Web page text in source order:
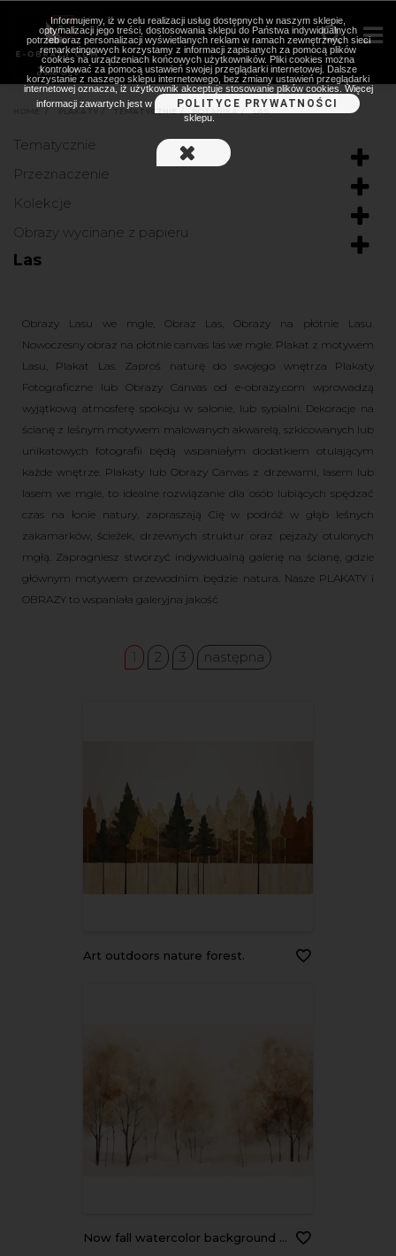
PLAKATY > TEMATYCZNIE
Tematycznie
Przeznaczenie
Kolekcje
Obrazy wycinane z papieru
Las
Obrazy Lasu we mgle, Obraz Las, Obrazy na płótnie Lasu.
Nowoczesny obraz na płótnie canvas las we mgle. Plakat z motywem
Lasu, Plakat Las. Zaproś naturę do swojego wnętrza Plakaty
Fotograficzne lub Obrazy Canvas od e-obrazy.com wprowadzą
wyjątkową atmosferę spokoju w salonie, lub sypialni. Dekoracje na
ścianę z leśnym motywem malowanych akwarelą, szkicowanych lub
unikatowych fotografii będą wspaniałym dodatkiem otulającym
każde wnętrze. Plakaty lub Obrazy Canvas z drzewami, lasem lub
lasem we mgle, to idealne rozwiązanie dla osób lubiących spędzać
czas na łonie natury, zapraszają Cię w podróż w głąb leśnych
zakamarków, ścieżek, drzewnych struktur oraz pejzaży otulonych
mgłą. Zapragniesz stworzyć indywidualną galerię na ścianę, gdzie
głównym motywem przewodnim będzie natura. Nasze PLAKATY i
OBRAZY to wspaniała galeryjna jakość
1 2 3 następna
Art outdoors nature forest.
Now fall watercolor background snow backgrounds outdoors.
Informujemy, iż w celu realizacji usług dostępnych w naszym sklepie,
optymalizacji jego treści, dostosowania sklepu do Państwa indywidualnych
potrzeb oraz personalizacji wyświetlanych reklam w ramach zewnętrznych sieci
remarketingowych korzystamy z informacji zapisanych za pomocą plików
cookies na urządzeniach końcowych użytkowników. Pliki cookies można
kontrolować za pomocą ustawień swojej przeglądarki internetowej. Dalsze
korzystanie z naszego sklepu internetowego, bez zmiany ustawień przeglądarki
internetowej oznacza, iż użytkownik akceptuje stosowanie plików cookies. Więcej
informacji zawartych jest w
POLITYCE PRYWATNOŚCI
sklepu.